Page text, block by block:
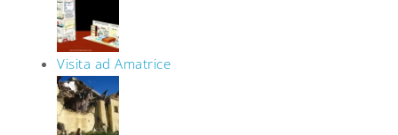
Visita ad Amatrice